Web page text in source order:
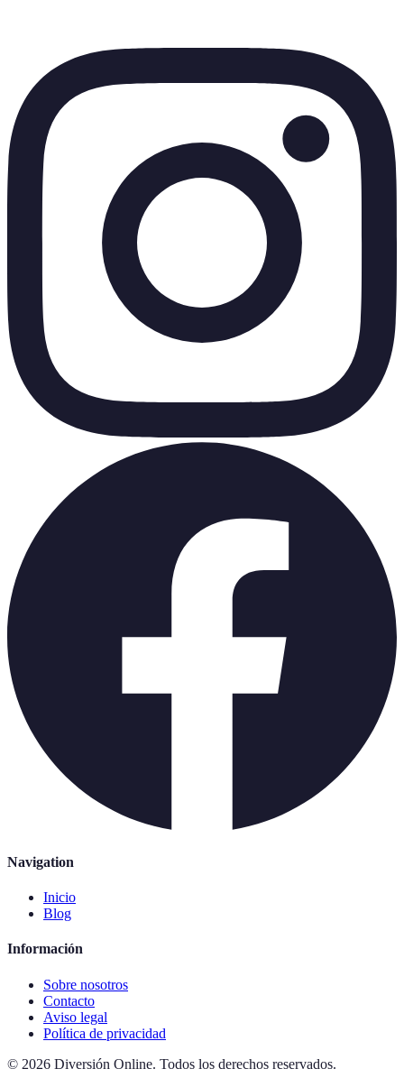
Navigation
Inicio
Blog
Información
Sobre nosotros
Contacto
Aviso legal
Política de privacidad
© 2026 Diversión Online. Todos los derechos reservados.